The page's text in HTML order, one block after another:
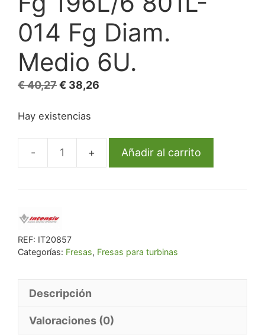
014 Fg Diam.
Medio 6U.
€40,27El
original
€ 40,27.
€ 38,26
€ 38,26.
Hay existencias
801L-
Medio
Añadir al carrito
REF: IT20857
Categorías: Fresas, Fresas para turbinas
Descripción
Valoraciones (0)